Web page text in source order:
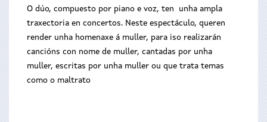
máquina
do
tempo
O dúo, compuesto por piano e voz, ten unha ampla
traxectoria en concertos. Neste espectáculo, queren
render unha homenaxe á muller, para iso realizarán
cancións con nome de muller, cantadas por unha
muller, escritas por unha muller ou que trata temas
como o maltrato